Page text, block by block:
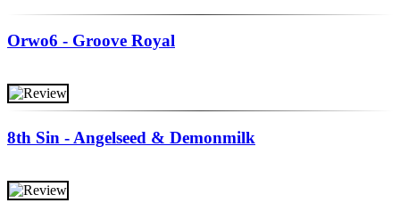
Orwo6 - Groove Royal
8th Sin - Angelseed & Demonmilk